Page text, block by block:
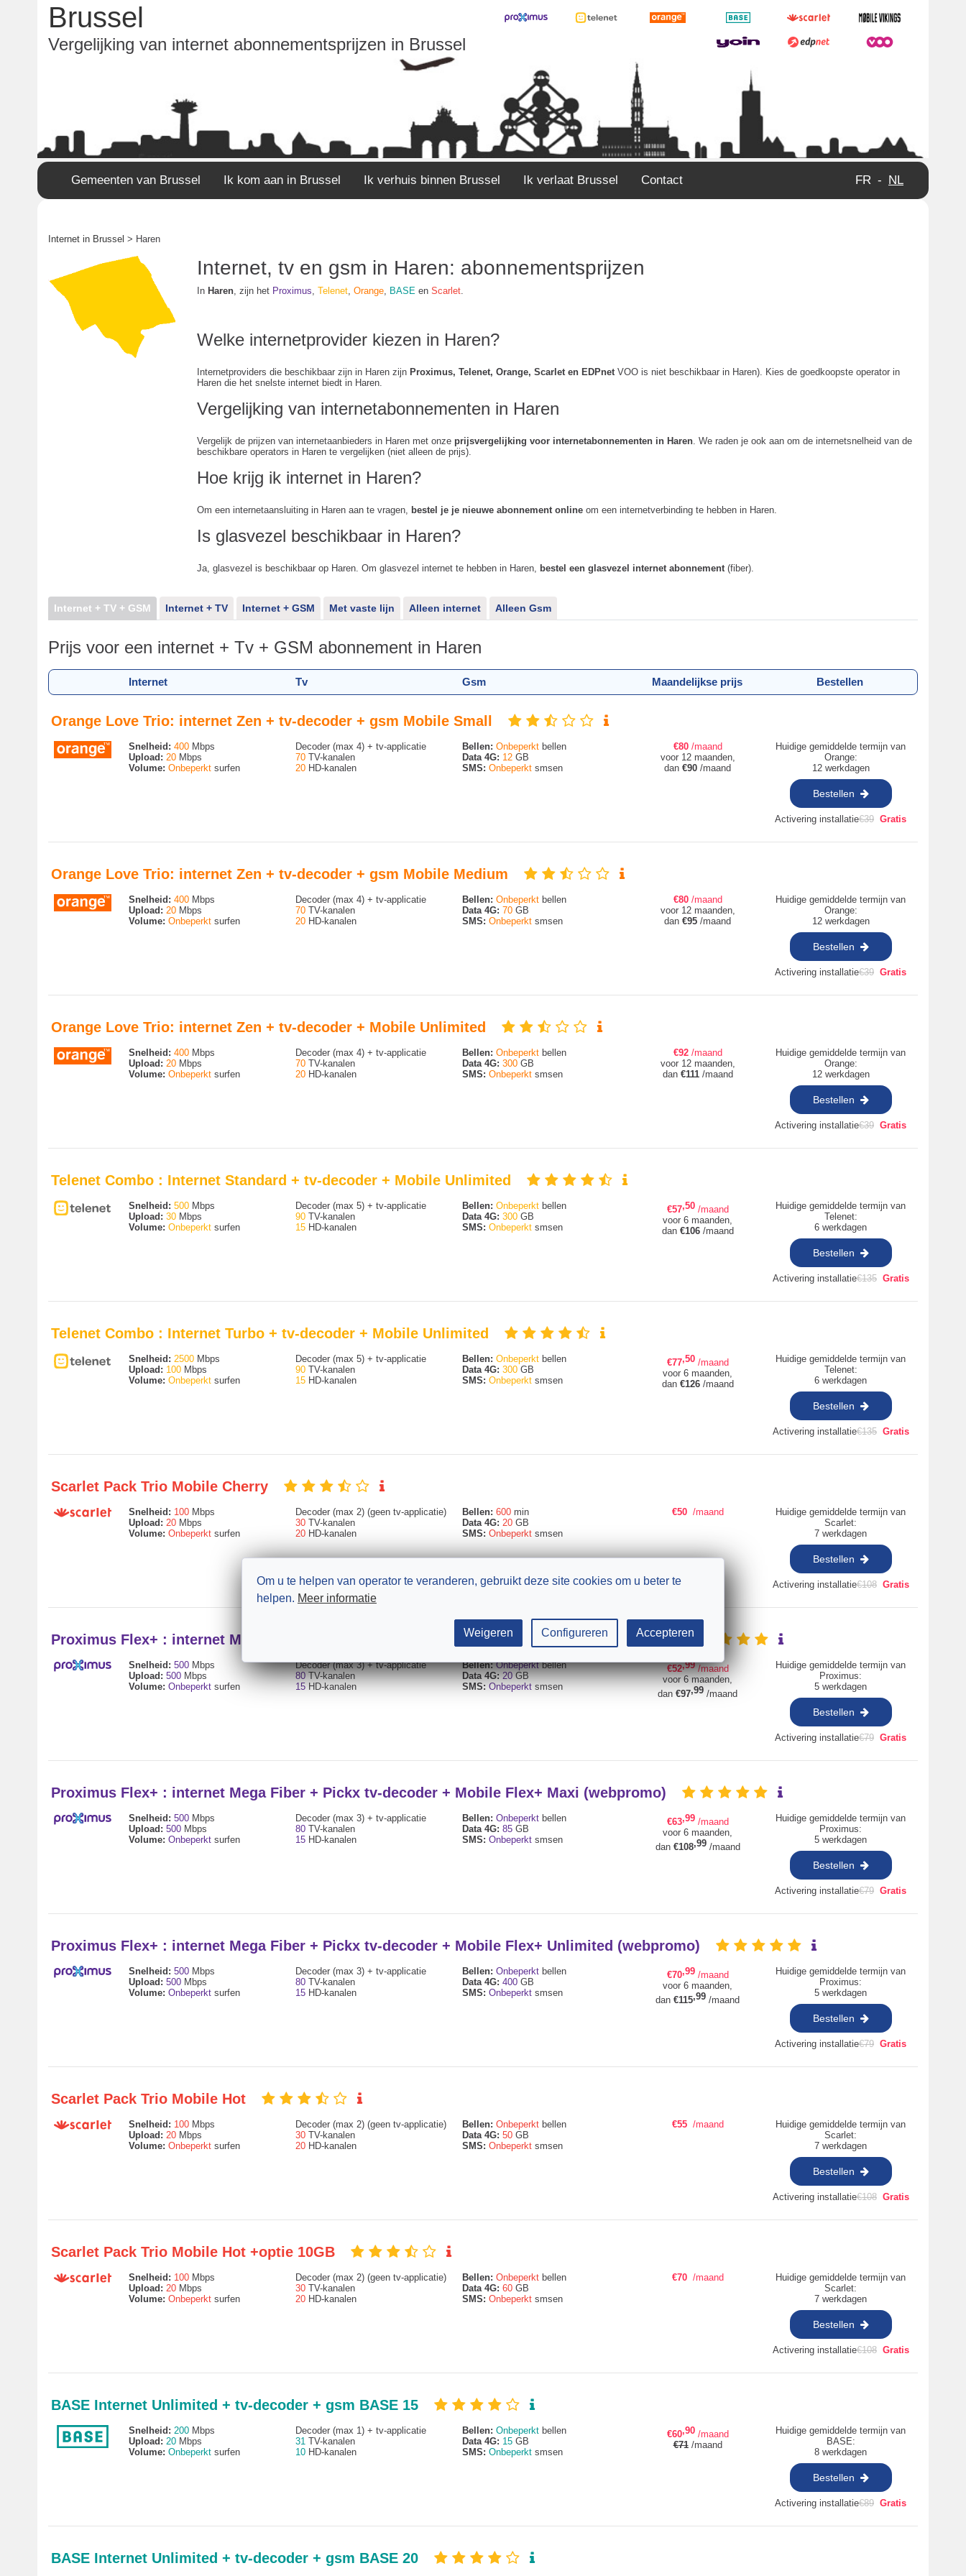
Brussel
Vergelijking van internet abonnementsprijzen in Brussel
Gemeenten van Brussel Ik kom aan in Brussel Ik verhuis binnen Brussel Ik verlaat Brussel Contact FR - NL
Internet in Brussel > Haren
Internet, tv en gsm in Haren: abonnementsprijzen
In Haren, zijn het Proximus, Telenet, Orange, BASEen Scarlet.
Welke internetprovider kiezen in Haren?
Internetproviders die beschikbaar zijn in Haren zijn Proximus, Telenet, Orange, Scarlet en EDPnetVOO is niet beschikbaar in Haren). Kies de goedkoopste operator in
Haren die het snelste internet biedt in Haren.
Vergelijking van internetabonnementen in Haren
Vergelijk de prijzen van internetaanbieders in Haren met onze prijsvergelijking voor internetabonnementen in Haren. We raden je ook aan om de internetsnelheid van de
beschikbare operators in Haren te vergelijken (niet alleen de prijs).
Hoe krijg ik internet in Haren?
Om een internetaansluiting in Haren aan te vragen, bestel je je nieuwe abonnement onlineom een internetverbinding te hebben in Haren.
Is glasvezel beschikbaar in Haren?
Ja, glasvezel is beschikbaar op Haren. Om glasvezel internet te hebben in Haren, bestel een glasvezel internet abonnement(fiber).
Internet + TV + GSM Internet + TV Internet + GSM Met vaste lijn Alleen internet Alleen Gsm
Prijs voor een internet + Tv + GSM abonnement in Haren
Internet Tv Gsm Maandelijkse prijs Bestellen
Orange Love Trio: internet Zen + tv-decoder + gsm Mobile Small
Snelheid: 400Mbps
Upload: 20Mbps
Volume: Onbeperktsurfen
Decoder (max 4) + tv-applicatie
70TV-kanalen
20HD-kanalen
Bellen: Onbeperktbellen
Data 4G: 12GB
SMS: Onbeperktsmsen
€80 /maand
voor 12 maanden,
dan €90 /maand
Huidige gemiddelde termijn van
Orange:
12 werkdagen
Bestellen
Activering installatie€39 Gratis
Orange Love Trio: internet Zen + tv-decoder + gsm Mobile Medium
Snelheid: 400Mbps
Upload: 20Mbps
Volume: Onbeperktsurfen
Decoder (max 4) + tv-applicatie
70TV-kanalen
20HD-kanalen
Bellen: Onbeperktbellen
Data 4G: 70GB
SMS: Onbeperktsmsen
€80 /maand
voor 12 maanden,
dan €95 /maand
Huidige gemiddelde termijn van
Orange:
12 werkdagen
Bestellen
Activering installatie€39 Gratis
Orange Love Trio: internet Zen + tv-decoder + Mobile Unlimited
Snelheid: 400Mbps
Upload: 20Mbps
Volume: Onbeperktsurfen
Decoder (max 4) + tv-applicatie
70TV-kanalen
20HD-kanalen
Bellen: Onbeperktbellen
Data 4G: 300GB
SMS: Onbeperktsmsen
€92 /maand
voor 12 maanden,
dan €111/maand
Huidige gemiddelde termijn van
Orange:
12 werkdagen
Bestellen
Activering installatie€39 Gratis
Telenet Combo : Internet Standard + tv-decoder + Mobile Unlimited
Snelheid: 500Mbps
Upload: 30Mbps
Volume: Onbeperktsurfen
Decoder (max 5) + tv-applicatie
90TV-kanalen
15HD-kanalen
Bellen: Onbeperktbellen
Data 4G: 300GB
SMS: Onbeperktsmsen
€57,50 /maand
voor 6 maanden,
dan €106/maand
Huidige gemiddelde termijn van
Telenet:
6 werkdagen
Bestellen
Activering installatie€135 Gratis
Telenet Combo : Internet Turbo + tv-decoder + Mobile Unlimited
Snelheid: 2500Mbps
Upload: 100Mbps
Volume: Onbeperktsurfen
Decoder (max 5) + tv-applicatie
90TV-kanalen
15HD-kanalen
Bellen: Onbeperktbellen
Data 4G: 300GB
SMS: Onbeperktsmsen
€77,50 /maand
voor 6 maanden,
dan €126/maand
Huidige gemiddelde termijn van
Telenet:
6 werkdagen
Bestellen
Activering installatie€135 Gratis
Scarlet Pack Trio Mobile Cherry
Snelheid: 100Mbps
Upload: 20Mbps
Volume: Onbeperktsurfen
Decoder (max 2) (geen tv-applicatie)
30TV-kanalen
20HD-kanalen
Bellen: 600min
Data 4G: 20GB
SMS: Onbeperktsmsen
€50 /maand
Huidige gemiddelde termijn van
Scarlet:
7 werkdagen
Bestellen
Activering installatie€108 Gratis
Proximus Flex+ : internet Mega Fiber + Pickx tv-decoder + Mobile Flex+ Easy (webpromo)
Snelheid: 500Mbps
Upload: 500Mbps
Volume: Onbeperktsurfen
Decoder (max 3) + tv-applicatie
80TV-kanalen
15HD-kanalen
Bellen:Onbeperktbellen
Data 4G:20GB
SMS: Onbeperktsmsen
€52,99 /maand
voor 6 maanden,
dan €97,99 /maand
Huidige gemiddelde termijn van
Proximus:
5 werkdagen
Bestellen
Activering installatie€79 Gratis
Proximus Flex+ : internet Mega Fiber + Pickx tv-decoder + Mobile Flex+ Maxi (webpromo)
Snelheid: 500Mbps
Upload: 500Mbps
Volume: Onbeperktsurfen
Decoder (max 3) + tv-applicatie
80TV-kanalen
15HD-kanalen
Bellen: Onbeperktbellen
Data 4G: 85GB
SMS: Onbeperktsmsen
€63,99 /maand
voor 6 maanden,
dan €108,99/maand
Huidige gemiddelde termijn van
Proximus:
5 werkdagen
Bestellen
Activering installatie€79 Gratis
Proximus Flex+ : internet Mega Fiber + Pickx tv-decoder + Mobile Flex+ Unlimited (webpromo)
Snelheid: 500Mbps
Upload: 500Mbps
Volume: Onbeperktsurfen
Decoder (max 3) + tv-applicatie
80TV-kanalen
15HD-kanalen
Bellen: Onbeperktbellen
Data 4G: 400GB
SMS: Onbeperktsmsen
€70,99 /maand
voor 6 maanden,
dan €115,99 /maand
Huidige gemiddelde termijn van
Proximus:
5 werkdagen
Bestellen
Activering installatie€79 Gratis
Scarlet Pack Trio Mobile Hot
Snelheid: 100Mbps
Upload: 20Mbps
Volume: Onbeperktsurfen
Decoder (max 2) (geen tv-applicatie)
30TV-kanalen
20HD-kanalen
Bellen: Onbeperktbellen
Data 4G: 50GB
SMS: Onbeperktsmsen
€55 /maand
Huidige gemiddelde termijn van
Scarlet:
7 werkdagen
Bestellen
Activering installatie€108 Gratis
Scarlet Pack Trio Mobile Hot +optie 10GB
Snelheid: 100Mbps
Upload: 20Mbps
Volume: Onbeperktsurfen
Decoder (max 2) (geen tv-applicatie)
30TV-kanalen
20HD-kanalen
Bellen: Onbeperktbellen
Data 4G: 60GB
SMS: Onbeperktsmsen
€70 /maand
Huidige gemiddelde termijn van
Scarlet:
7 werkdagen
Bestellen
Activering installatie€108 Gratis
BASE Internet Unlimited + tv-decoder + gsm BASE 15
Snelheid: 200Mbps
Upload: 20Mbps
Volume: Onbeperktsurfen
Decoder (max 1) + tv-applicatie
31TV-kanalen
10HD-kanalen
Bellen: Onbeperktbellen
Data 4G: 15GB
SMS: Onbeperktsmsen
€60,90 /maand
€71/maand
Huidige gemiddelde termijn van
BASE:
8 werkdagen
Bestellen
Activering installatie€89 Gratis
BASE Internet Unlimited + tv-decoder + gsm BASE 20
Om u te helpen van operator te veranderen, gebruikt deze site cookies om u beter te
helpen. Meer informatie
Weigeren Configureren Accepteren